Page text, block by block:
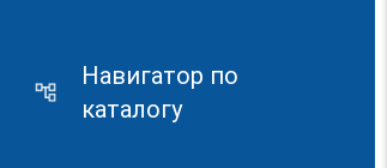
Навигатор по
каталогу